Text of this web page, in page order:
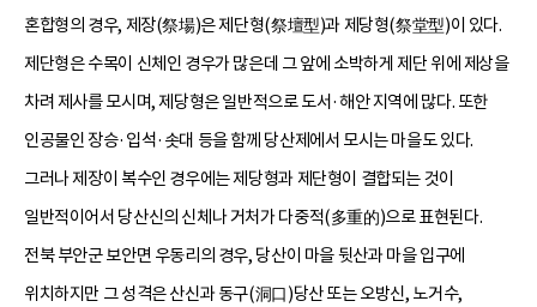
혼합형의 경우, 제장(祭場)은 제단형(祭壇型)과 제당형(祭堂型)이 있다.
제단형은 수목이 신체인 경우가 많은데 그 앞에 소박하게 제단 위에 제상을
차려 제사를 모시며, 제당형은 일반적으로 도서·해안 지역에 많다. 또한
인공물인 장승·입석·솟대 등을 함께 당산제에서 모시는 마을도 있다.
그러나 제장이 복수인 경우에는 제당형과 제단형이 결합되는 것이
일반적이어서 당산신의 신체나 거처가 다중적(多重的)으로 표현된다.
전북 부안군 보안면 우동리의 경우, 당산이 마을 뒷산과 마을 입구에
위치하지만 그 성격은 산신과 동구(洞口)당산 또는 오방신, 노거수,